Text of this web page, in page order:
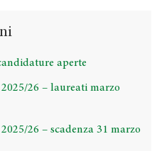
aperte
26 – laureati marzo
26 – scadenza 31 marzo